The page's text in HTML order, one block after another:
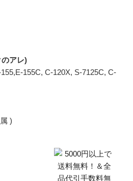
のアレ)
155C, C-120X, S-7125C, C-
)